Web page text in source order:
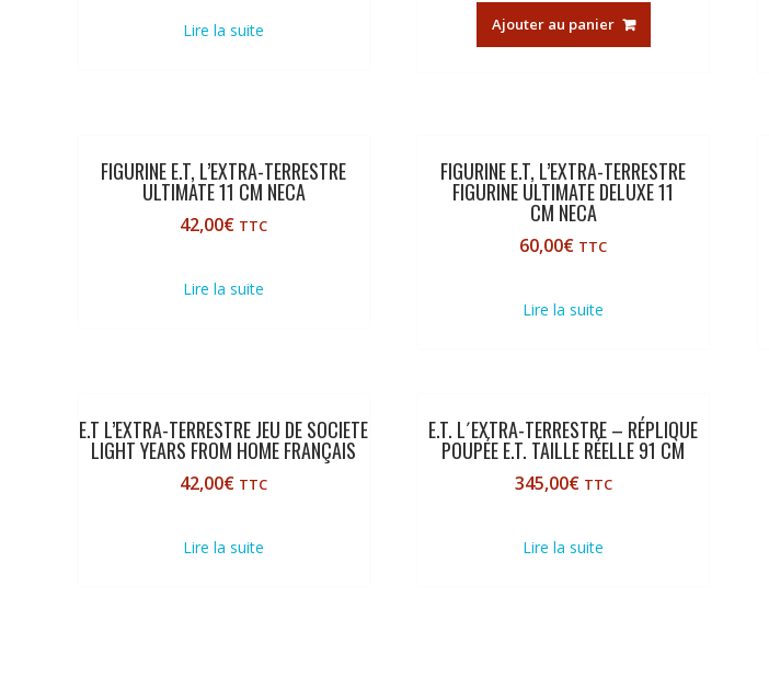
Lire la suite Ajouter au panier
FIGURINE E.T, L’EXTRA-TERRESTRE
ULTIMATE 11 CM NECA
42,00€ TTC
Lire la suite
FIGURINE E.T, L’EXTRA-TERRESTRE
FIGURINE ULTIMATE DELUXE 11
CM NECA
60,00€ TTC
Lire la suite
E.T L’EXTRA-TERRESTRE JEU DE SOCIETE
LIGHT YEARS FROM HOME FRANÇAIS
42,00€ TTC
Lire la suite
E.T. L´EXTRA-TERRESTRE – RÉPLIQUE
POUPÉE E.T. TAILLE RÉELLE 91 CM
345,00€ TTC
Lire la suite